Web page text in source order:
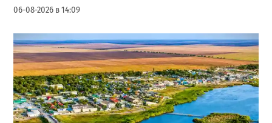
06-08-2026 в 14:09